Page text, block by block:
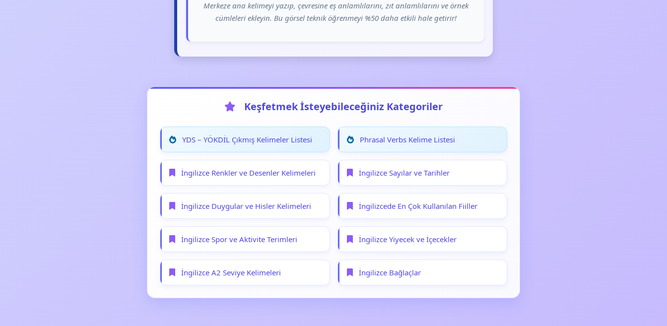
Merkeze ana kelimeyi yazıp, çevresine eş anlamlılarını, zıt anlamlılarını ve örnek
cümleleri ekleyin. Bu görsel teknik öğrenmeyi %50 daha etkili hale getirir!
Keşfetmek İsteyebileceğiniz Kategoriler
YDS – YÖKDİL Çıkmış Kelimeler Listesi Phrasal Verbs Kelime Listesi
İngilizce Renkler ve Desenler Kelimeleri İngilizce Sayılar ve Tarihler
İngilizce Duygular ve Hisler Kelimeleri İngilizcede En Çok Kullanılan Fiiller
İngilizce Spor ve Aktivite Terimleri İngilizce Yiyecek ve İçecekler
İngilizce A2 Seviye Kelimeleri İngilizce Bağlaçlar